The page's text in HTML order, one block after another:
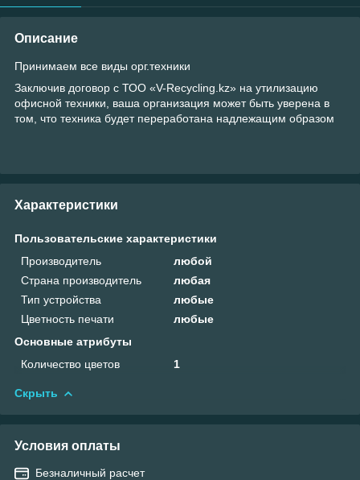
Описание
Принимаем все виды орг.техники
Заключив договор с ТОО «V-Recycling.kz» на утилизацию
офисной техники, ваша организация может быть уверена в
том, что техника будет переработана надлежащим образом
Характеристики
Пользовательские характеристики
Производитель
любой
Страна производитель
любая
Тип устройства
любые
Цветность печати
любые
Основные атрибуты
Количество цветов
1
Скрыть
Условия оплаты
Безналичный расчет